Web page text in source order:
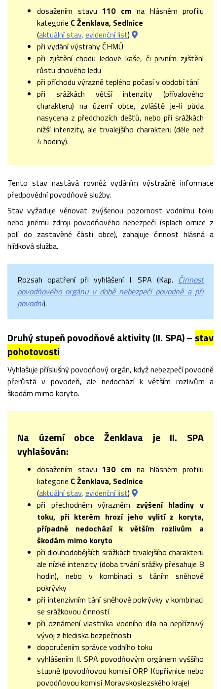
dosažením stavu 110 cm na hlásném profilu
kategorie C Ženklava, Sedlnice
(aktuální stav, evidenční list)
při vydání výstrahy ČHMÚ
při zjištění chodu ledové kaše, či prvním zjištění
růstu dnového ledu
při příchodu výrazně teplého počasí v období tání
při srážkách větší intenzity (přívalového
charakteru) na území obce, zvláště je-li půda
nasycena z předchozích dešťů, nebo při srážkách
nižší intenzity, ale trvalejšího charakteru (déle než
4 hodiny).
Tento stav nastává rovněž vydáním výstražné informace
předpovědní povodňové služby.
Stav vyžaduje věnovat zvýšenou pozornost vodnímu toku
nebo jinému zdroji povodňového nebezpečí (splach ornice z
polí do zastavěné části obce), zahajuje činnost hlásná a
hlídková služba.
Rozsah opatření při vyhlášení I. SPA (Kap. Činnost
povodňového orgánu v době nebezpečí povodně a při
povodni).
Druhý stupeň povodňové aktivity (II. SPA) – stav
pohotovosti
Vyhlašuje příslušný povodňový orgán, když nebezpečí povodně
přerůstá v povodeň, ale nedochází k větším rozlivům a
škodám mimo koryto.
Na území obce Ženklava je II. SPA
vyhlašován:
dosažením stavu 130 cm na hlásném profilu
kategorie C Ženklava, Sedlnice
(aktuální stav, evidenční list)
při přechodném výrazném zvýšení hladiny v
toku, při kterém hrozí jeho vylití z koryta,
případně nedochází k větším rozlivům a
škodám mimo koryto
při dlouhodobějších srážkách trvalejšího charakteru
ale nízké intenzity (doba trvání srážky přesahuje 8
hodin), nebo v kombinaci s táním sněhové
pokrývky
při intenzivním tání sněhové pokrývky v kombinaci
se srážkovou činností
při oznámení vlastníka vodního díla na nepříznivý
vývoj z hlediska bezpečnosti
doporučením správce vodního toku
vyhlášením II. SPA povodňovým orgánem vyššího
stupně (povodňovou komisí ORP Kopřivnice nebo
povodňovou komisí Moravskoslezského kraje)